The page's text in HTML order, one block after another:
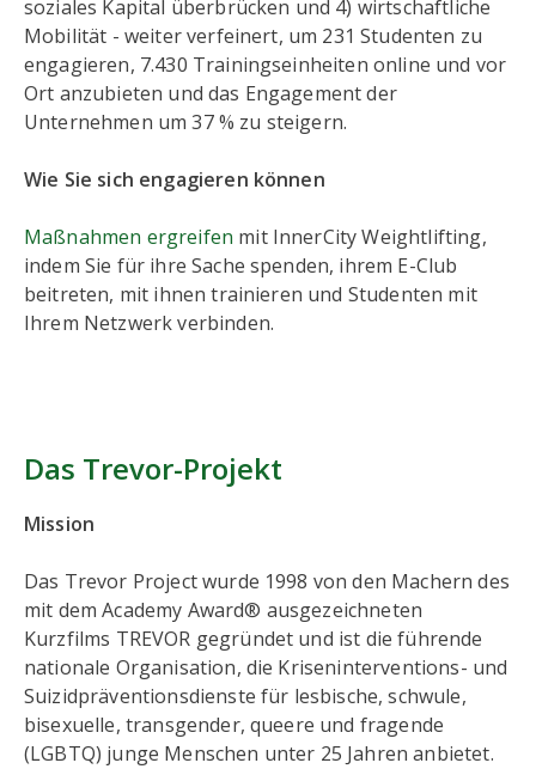
soziales Kapital überbrücken und 4) wirtschaftliche
Mobilität - weiter verfeinert, um 231 Studenten zu
engagieren, 7.430 Trainingseinheiten online und vor
Ort anzubieten und das Engagement der
Unternehmen um 37 % zu steigern.
Wie Sie sich engagieren können
Maßnahmen ergreifen mit InnerCity Weightlifting,
indem Sie für ihre Sache spenden, ihrem E-Club
beitreten, mit ihnen trainieren und Studenten mit
Ihrem Netzwerk verbinden.
Das Trevor-Projekt
Mission
Das Trevor Project wurde 1998 von den Machern des
mit dem Academy Award® ausgezeichneten
Kurzfilms TREVOR gegründet und ist die führende
nationale Organisation, die Kriseninterventions- und
Suizidpräventionsdienste für lesbische, schwule,
bisexuelle, transgender, queere und fragende
(LGBTQ) junge Menschen unter 25 Jahren anbietet.